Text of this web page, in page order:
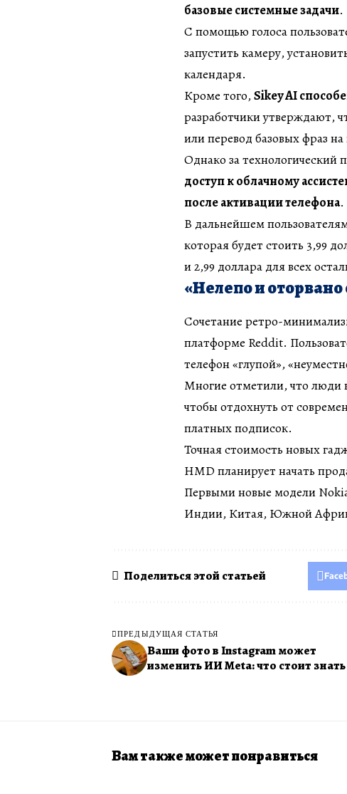
базовые системные задачи.
С помощью голоса
запустить камеру,
календаря.
Кроме того,Sikey AI
разработчики утверждают,
или перевод базовых фраз
Однако за технологический
доступ к облачному
после активации телефона.
В дальнейшем
которая будет стоить 3,99
и 2,99 доллара для всех
«Нелепо и оторвано
Сочетание ретро-
платформе Reddit.
телефон «глупой»,
Многие отметили, что люди
чтобы отдохнуть от
платных подписок.
Точная стоимость новых
HMD планирует начать
Первыми новые модели
Индии, Китая, Южной
Поделиться этой статьей
ПРЕДЫДУЩАЯ СТАТЬЯ
Ваши фото в Instagram может
изменить ИИ Meta: что стоит знать
Вам также может понравиться